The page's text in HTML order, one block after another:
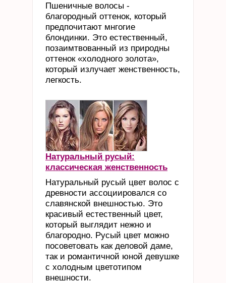
Пшеничные волосы -
благородный оттенок, который
предпочитают мнгогие
блондинки. Это естественный,
позаимтвованный из природны
оттенок «холодного золота»,
который излучает женственность,
легкость.
Натуральный русый:
классическая женственность
Натуральный русый цвет волос с
древности ассоциировался со
славянской внешностью. Это
красивый естественный цвет,
который выглядит нежно и
благородно. Русый цвет можно
посоветовать как деловой даме,
так и романтичной юной девушке
с холодным цветотипом
внешности.